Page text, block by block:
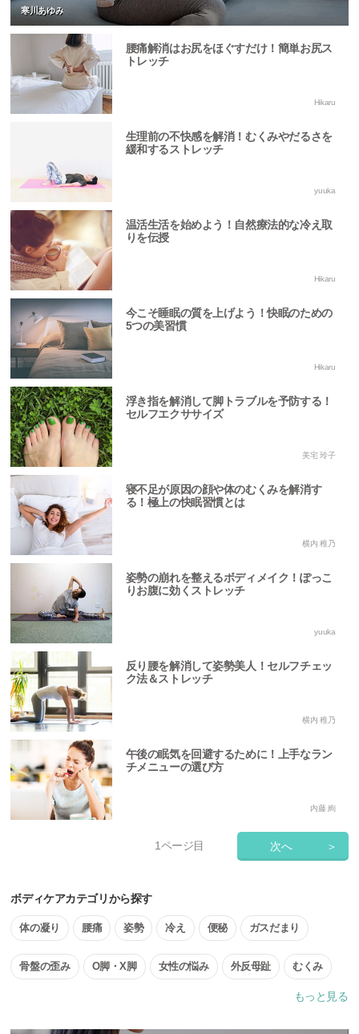
寒川あゆみ
腰痛解消はお尻をほぐすだけ！簡単お尻ス
トレッチ
Hikaru
生理前の不快感を解消！むくみやだるさを
緩和するストレッチ
yuuka
温活生活を始めよう！自然療法的な冷え取
りを伝授
Hikaru
今こそ睡眠の質を上げよう！快眠のための
5つの美習慣
Hikaru
浮き指を解消して脚トラブルを予防する！
セルフエクササイズ
美宅 玲子
寝不足が原因の顔や体のむくみを解消す
る！極上の快眠習慣とは
横内 稚乃
姿勢の崩れを整えるボディメイク！ぽっこ
りお腹に効くストレッチ
yuuka
反り腰を解消して姿勢美人！セルフチェッ
ク法＆ストレッチ
横内 稚乃
午後の眠気を回避するために！上手なラン
チメニューの選び方
内藤 絢
1ページ目 次へ ＞
ボディケアカテゴリから探す
体の凝り 腰痛 姿勢 冷え 便秘 ガスだまり
骨盤の歪み O脚・X脚 女性の悩み 外反母趾 むくみ
もっと見る